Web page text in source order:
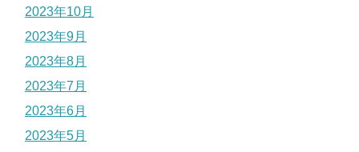
2023年10月
2023年9月
2023年8月
2023年7月
2023年6月
2023年5月